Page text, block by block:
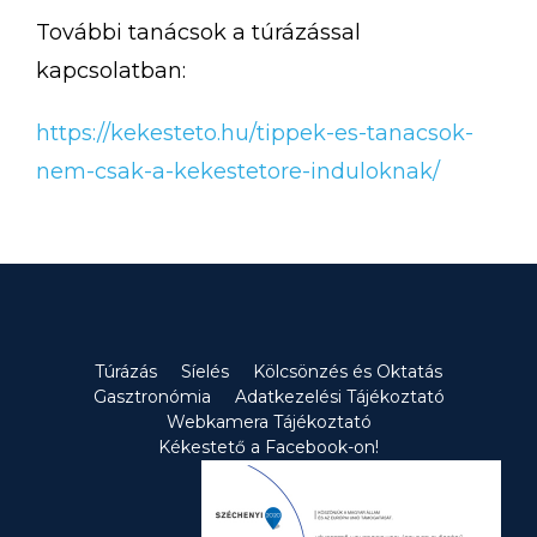
További tanácsok a túrázással
kapcsolatban:
https://kekesteto.hu/tippek-es-tanacsok-
nem-csak-a-kekestetore-induloknak/
Túrázás Síelés
Kölcsönzés és Oktatás
Gasztronómia
Adatkezelési Tájékoztató
Webkamera Tájékoztató
Kékestető a Facebook-on!